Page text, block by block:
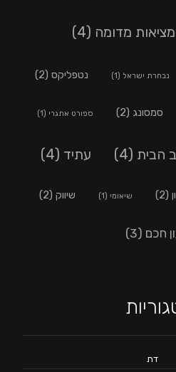
מציאות מדומה (4)
נבחרת ישראל (1) נטפליקס (2)
סמסונג (2) ספורט אתגרי (1)
הבית (4) עתיד (4)
(2) שיאומי (1) שיווק (2)
חכם (3)
דת